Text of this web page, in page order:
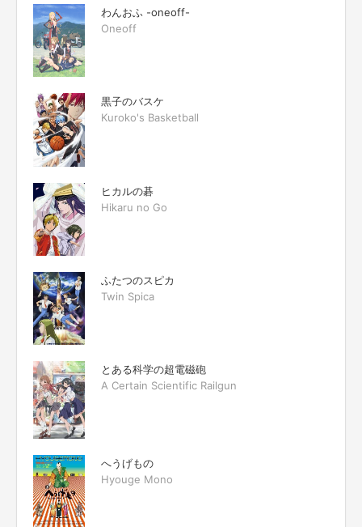
わんおふ -oneoff-
Oneoff
黒子のバスケ
Kuroko's Basketball
ヒカルの碁
Hikaru no Go
ふたつのスピカ
Twin Spica
とある科学の超電磁砲
A Certain Scientific Railgun
へうげもの
Hyouge Mono